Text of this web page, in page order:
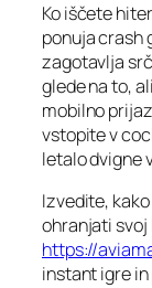
Ko iščete
ponuja crash
zagotavlja
glede na to,
mobilno
vstopite v
letalo dvigne
Izvedite,
ohranjati svoj
https://
instant igre